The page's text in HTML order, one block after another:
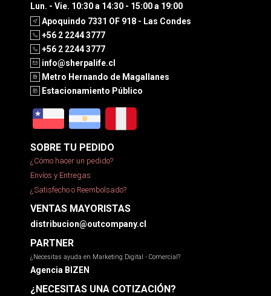
Lun. - Vie. 10:30 a 14:30 - 15:00 a 19:00
Apoquindo 7331 OF 918 - Las Condes
+56 2 2244 3777
+56 2 2244 3777
info@sherpalife.cl
Metro Hernando de Magallanes
Estacionamiento Público
SOBRE TU PEDIDO
¿Cómo hacer un pedido?
Envíos y Entregas
¿Satisfecho o Reembolsado?
VENTAS MAYORISTAS
distribucion@outcompany.cl
PARTNER
¿Necesitas ayuda en Marketing Digital - Comercial?
Agencia BIZEN
¿NECESITAS UNA COTIZACIÓN?